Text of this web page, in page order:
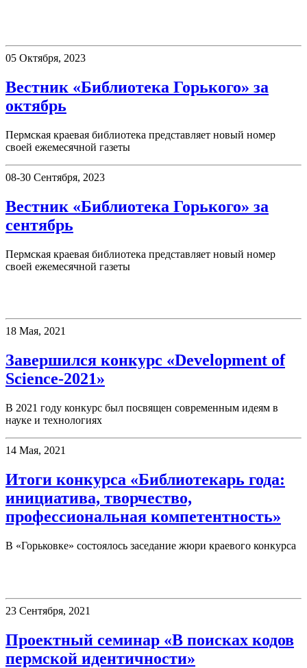
05 Октября, 2023
Вестник «Библиотека Горького» за
октябрь
Пермская краевая библиотека представляет новый номер
своей ежемесячной газеты
08-30 Сентября, 2023
Вестник «Библиотека Горького» за
сентябрь
Пермская краевая библиотека представляет новый номер
своей ежемесячной газеты
18 Мая, 2021
Завершился конкурс «Development of
Science-2021»
В 2021 году конкурс был посвящен современным идеям в
науке и технологиях
14 Мая, 2021
Итоги конкурса «Библиотекарь года:
инициатива, творчество,
профессиональная компетентность»
В «Горьковке» состоялось заседание жюри краевого конкурса
23 Сентября, 2021
Проектный семинар «В поисках кодов
пермской идентичности»